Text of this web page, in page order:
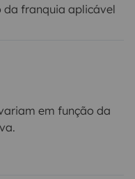
da franquia aplicável
em função da